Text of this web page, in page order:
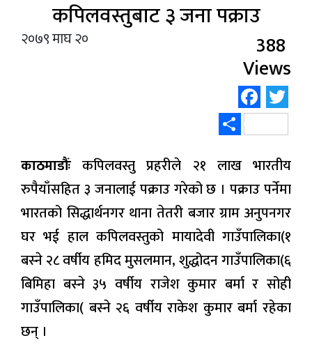
कला
कपिलवस्तुबाट ३ जना पक्राउ
२०७९ माघ २० 388
Views
Share
काठमाडौंः कपिलवस्तु प्रहरीले २१ लाख भारतीय
रुपैयाँसहित ३ जनालाई पक्राउ गरेको छ । पक्राउ पर्नेमा
भारतको सिद्धार्थनगर थाना तेतरी बजार ग्राम अनुपनगर
घर भई हाल कपिलवस्तुको मायादेवी गाउँपालिका(१
बस्‍ने २८ वर्षीय हमिद मुसलमान, शुद्धोदन गाउँपालिका(६
बिमिहा बस्‍ने ३५ वर्षीय राजेश कुमार बर्मा र सोही
गाउँपालिका( बस्‍ने २६ वर्षीय राकेश कुमार बर्मा रहेका
छन् ।